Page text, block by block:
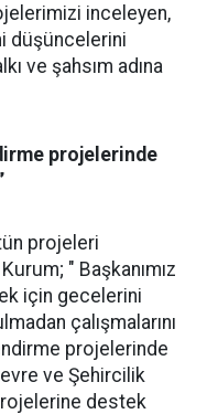
inceleyen,
düşüncelerini
ve şahsım adına
projelerinde
projeleri
" Başkanımız
için gecelerini
çalışmalarını
projelerinde
ve Şehircilik
destek